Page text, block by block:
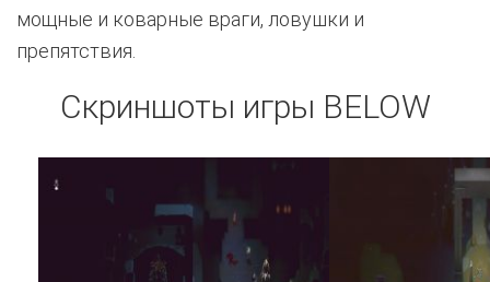
мощные и коварные враги, ловушки и
препятствия.
Скриншоты игры BELOW